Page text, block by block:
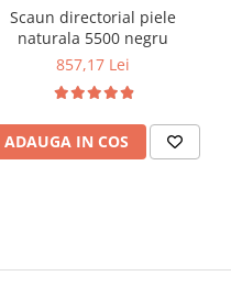
Scaun directorial piele
naturala 5500 negru
857,17 Lei
ADAUGA IN COS